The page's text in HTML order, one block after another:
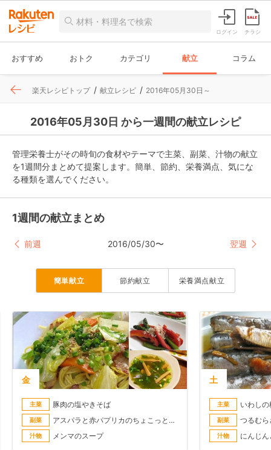
ログイン チラシ
おすすめ おトク カテゴリ 献立 コラム
楽天レシピトップ 献立レシピ 2016年05月30日～
2016年05月30日 から一週間の献立レシピ
管理栄養士がその時旬の食材やテーマで主菜、副菜、汁物の献立
を1週間分まとめて提案します。簡単、節約、栄養満点、気にな
る種類を選んでください。
1週間の献立まとめ
前週 2016/05/30〜 翌週
簡単献立 節約献立 栄養満点献立
金
主菜 豚肉の塩やきそば
副菜 アスパラと赤パプリカのちょこっとおかず
汁物 メンマのスープ
土
主菜 いわしの
副菜 つるむ
汁物